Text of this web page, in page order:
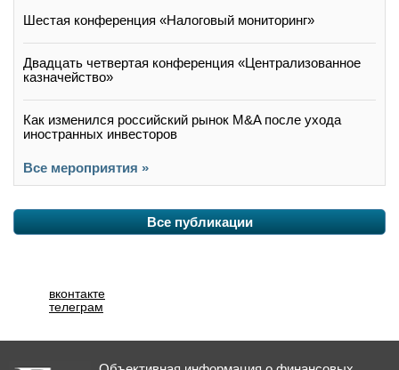
Шестая конференция «Налоговый мониторинг»
Двадцать четвертая конференция «Централизованное
казначейство»
Как изменился российский рынок M&A после ухода
иностранных инвесторов
Все мероприятия »
Все публикации
вконтакте
телеграм